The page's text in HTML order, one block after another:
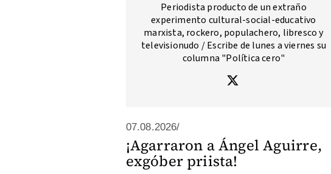
Periodista producto de un extraño
experimento cultural-social-educativo
marxista, rockero, populachero, libresco y
televisionudo / Escribe de lunes a viernes su
columna "Política cero"
07.08.2026/
¡Agarraron a Ángel Aguirre,
exgóber priista!